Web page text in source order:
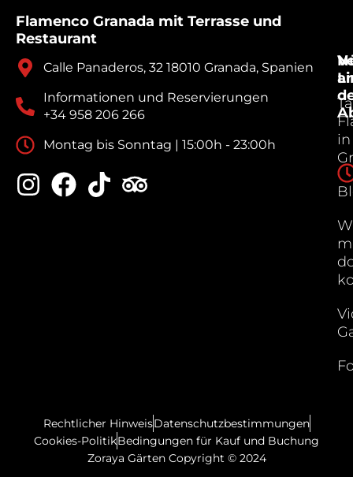
Flamenco Granada mit Terrasse und
Restaurant
Calle Panaderos, 32 18010 Granada, Spanien
Informationen und Reservierungen
+34 958 206 266
Montag bis Sonntag | 15:00h - 23:00h
in
Rechtlicher HinweisDatenschutzbestimmungen
Cookies-PolitikBedingungen für Kauf und Buchung
Zoraya Gärten Copyright © 2024